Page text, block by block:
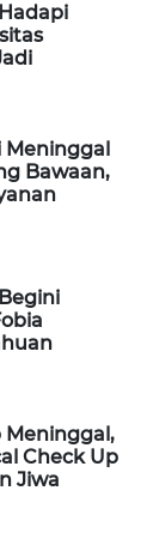
Meninggal
Bawaan,
Check Up
Jiwa